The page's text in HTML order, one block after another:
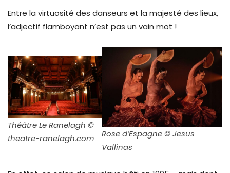
Entre la virtuosité des danseurs et la majesté des lieux,
l’adjectif flamboyant n’est pas un vain mot !
Théâtre Le Ranelagh ©
theatre-ranelagh.com
Rose d’Espagne © Jesus
Vallinas